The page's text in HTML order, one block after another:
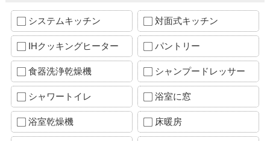
システムキッチン 対面式キッチン
IHクッキングヒーター パントリー
食器洗浄乾燥機 シャンプードレッサー
シャワートイレ 浴室に窓
浴室乾燥機 床暖房